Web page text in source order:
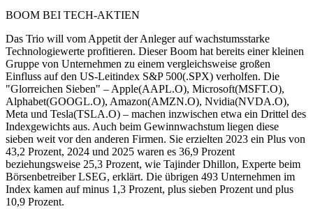
BOOM BEI TECH-AKTIEN
Das Trio will vom Appetit der Anleger auf wachstumsstarke
Technologiewerte profitieren. Dieser Boom hat bereits einer kleinen
Gruppe von Unternehmen zu einem vergleichsweise großen
Einfluss auf den US-Leitindex S&P 500(.SPX) verholfen. Die
"Glorreichen Sieben" – Apple(AAPL.O), Microsoft(MSFT.O),
Alphabet(GOOGL.O), Amazon(AMZN.O), Nvidia(NVDA.O),
Meta und Tesla(TSLA.O) – machen inzwischen etwa ein Drittel des
Indexgewichts aus. Auch beim Gewinnwachstum liegen diese
sieben weit vor den anderen Firmen. Sie erzielten 2023 ein Plus von
43,2 Prozent, 2024 und 2025 waren es 36,9 Prozent
beziehungsweise 25,3 Prozent, wie Tajinder Dhillon, Experte beim
Börsenbetreiber LSEG, erklärt. Die übrigen 493 Unternehmen im
Index kamen auf minus 1,3 Prozent, plus sieben Prozent und plus
10,9 Prozent.